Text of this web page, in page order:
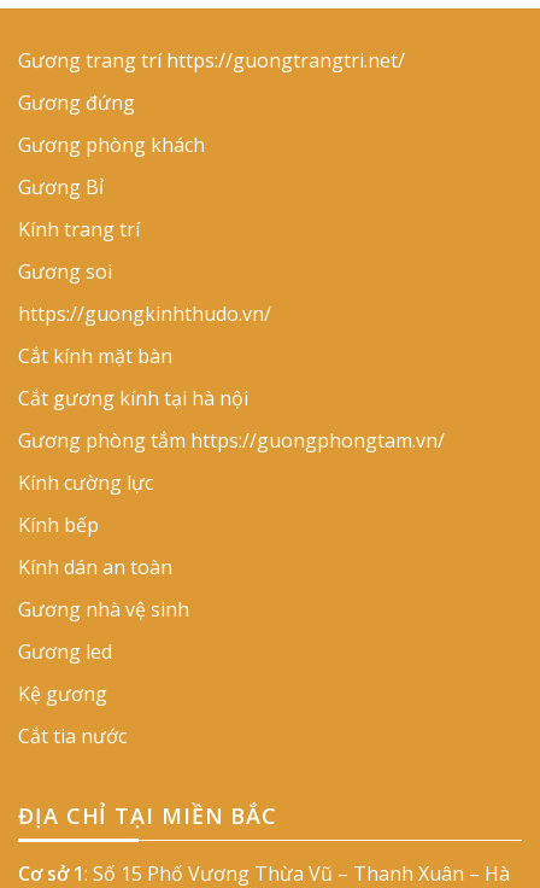
Gương trang tríhttps://guongtrangtri.net/
Gương đứng
Gương phòng khách
Gương Bỉ
Kính trang trí
Gương soi
https://guongkinhthudo.vn/
Cắt kính mặt bàn
Cắt gương kính tại hà nội
Gương phòng tắm https://guongphongtam.vn/
Kính cường lực
Kính bếp
Kính dán an toàn
Gương nhà vệ sinh
Gương led
Kệ gương
Cắt tia nước
ĐỊA CHỈ TẠI MIỀN BẮC
Cơ sở 1: Số 15 Phố Vương Thừa Vũ – Thanh Xuân – Hà